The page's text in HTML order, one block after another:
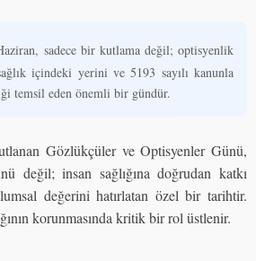
sadece bir kutlama değil; optisyenlik
içindeki yerini ve 5193 sayılı kanunla
temsil eden önemli bir gündür.
Gözlükçüler ve Optisyenler Günü,
değil; insan sağlığına doğrudan katkı
değerini hatırlatan özel bir tarihtir.
korunmasında kritik bir rol üstlenir.